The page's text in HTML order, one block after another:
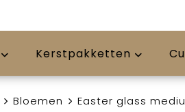
Kerstpakketten
Bloemen Easter glass